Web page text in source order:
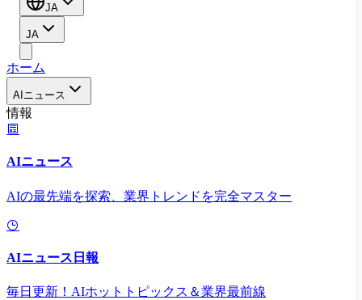
JA
JA
ホーム
AIニュース
情報
AIニュース
AIの最先端を探索、業界トレンドを完全マスター
AIニュース日報
毎日更新！AIホットトピックス＆業界最前線